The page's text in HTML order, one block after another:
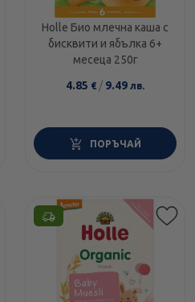
Holle Био млечна каша с
бисквити и ябълка 6+
месеца 250г
4.85 € / 9.49 лв.
ПОРЪЧАЙ